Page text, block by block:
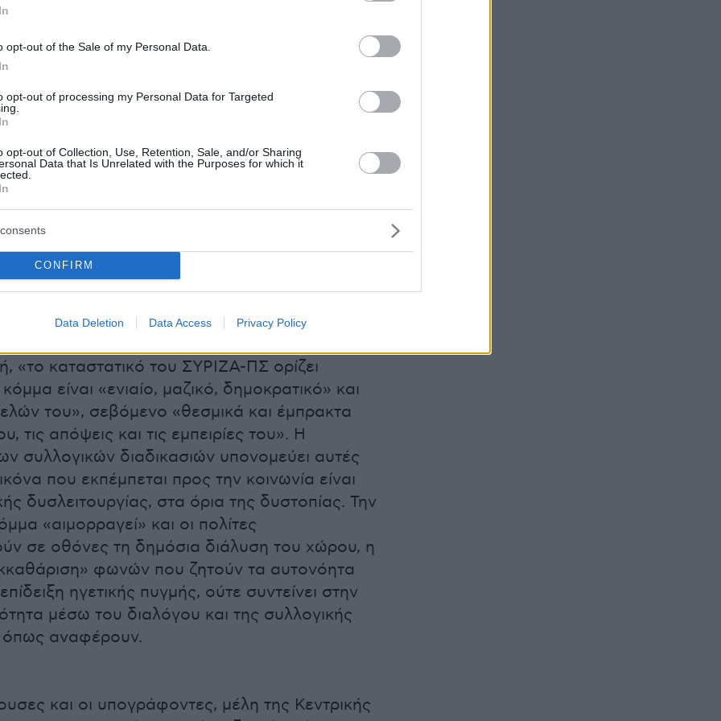
opt-out of the Sale of my Personal Data.
opt-out of processing my Personal Data for Targeted
opt-out of Collection, Use, Retention, Sale, and/or Sharing
Data that Is Unrelated with the Purposes for which it
CONFIRM
Data Deletion Data Access Privacy Policy
σήμερα, βουλευτές, μέλη της Κεντρικής
βρίσκονται με το ένα πόδι εκτός ΣΥΡΙΖΑ,
πολιτικές εξελίξεις. Ωστόσο, για αυτές τις
δεν υπήρξε καμία μομφή, καμία κλήση σε
διαγραφή, ούτε θεωρήθηκε ότι
για χιλιάδες έντιμα και αφοσιωμένα μέλη και
δεν μπορεί πλέον να παραμείνει
συνεχίζεται. Αντιθέτως, η αποπομπή του Π.
να έρχεται ως απάντηση σε ένα αίτημα από
που αποτελεί θεμελιώδη καταστατική πρόβλεψη
δημοκρατική λειτουργία: τη σύγκληση των
«το καταστατικό του ΣΥΡΙΖΑ-ΠΣ ορίζει
είναι «ενιαίο, μαζικό, δημοκρατικό» και
του», σεβόμενο «θεσμικά και έμπρακτα
τις απόψεις και τις εμπειρίες του». Η
συλλογικών διαδικασιών υπονομεύει αυτές
που εκπέμπεται προς την κοινωνία είναι
δυσλειτουργίας, στα όρια της δυστοπίας. Την
«αιμορραγεί» και οι πολίτες
σε οθόνες τη δημόσια διάλυση του χώρου, η
φωνών που ζητούν τα αυτονόητα
ηγετικής πυγμής, ούτε συντείνει στην
μέσω του διαλόγου και της συλλογικής
όπως αναφέρουν.
και οι υπογράφοντες, μέλη της Κεντρικής